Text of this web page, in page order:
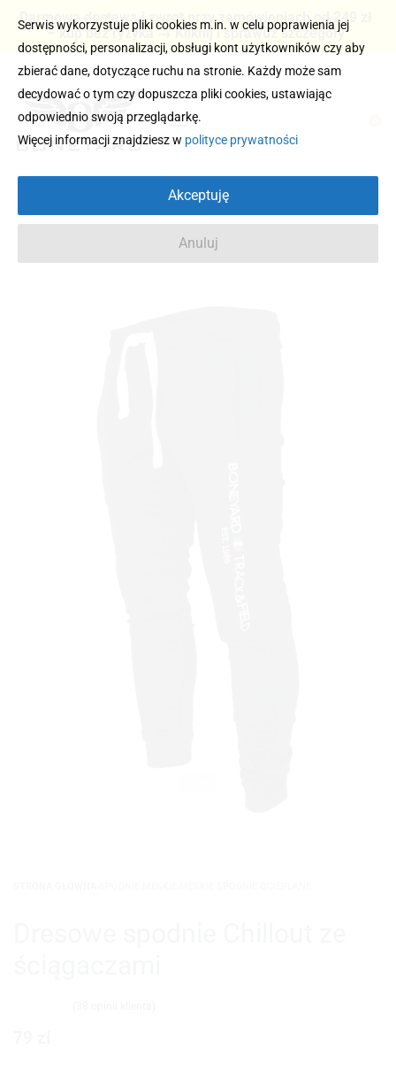
Darmowa dostawa i zwrot przy zamówieniach od 249 zł
– kup bez ryzyka → Kliknij i sprawdź szczegóły
Serwis wykorzystuje pliki cookies m.in. w celu poprawienia jej
dostępności, personalizacji, obsługi kont użytkowników czy aby
zbierać dane, dotyczące ruchu na stronie. Każdy może sam
decydować o tym czy dopuszcza pliki cookies, ustawiając
odpowiednio swoją przeglądarkę.
Więcej informacji znajdziesz w polityce prywatności
Akceptuję
Anuluj